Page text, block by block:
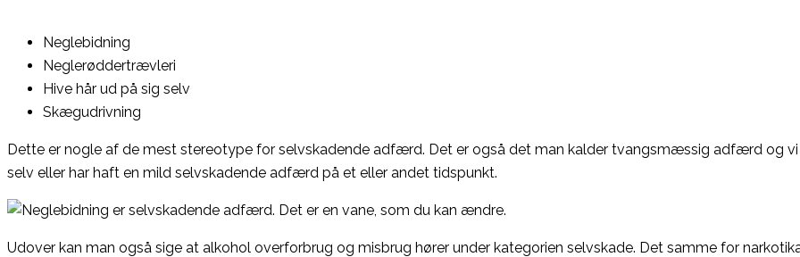
Neglebidning
Neglerøddertrævleri
Hive hår ud på sig selv
Skægudrivning
Dette er nogle af de mest stereotype for selvskadende adfærd. Det er også det man kalder tvangsmæssig adfærd og vi
selv eller har haft en mild selvskadende adfærd på et eller andet tidspunkt.
Udover kan man også sige at alkohol overforbrug og misbrug hører under kategorien selvskade. Det samme for